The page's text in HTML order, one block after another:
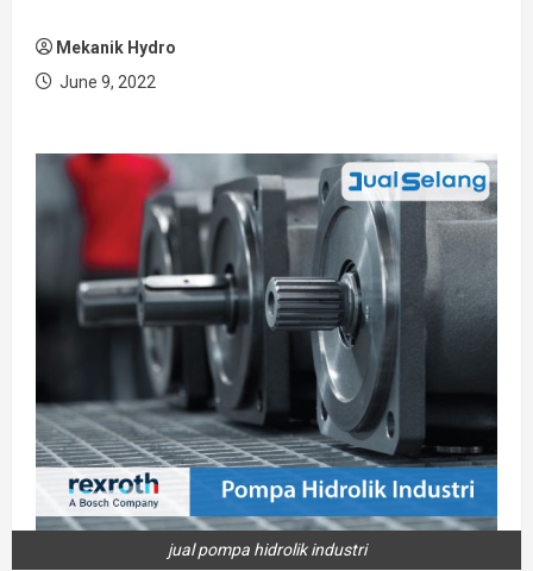
Mekanik Hydro
June 9, 2022
jual pompa hidrolik industri